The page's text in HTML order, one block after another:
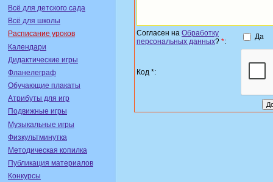
Всё для детского сада
Всё для школы
Расписание уроков
Календари
Дидактические игры
Фланелеграф
Обучающие плакаты
Атрибуты для игр
Подвижные игры
Музыкальные игры
Физкультминутка
Методическая копилка
Публикация материалов
Конкурсы
Согласен на Обработку
персональных данных? *:
Да
Код *: